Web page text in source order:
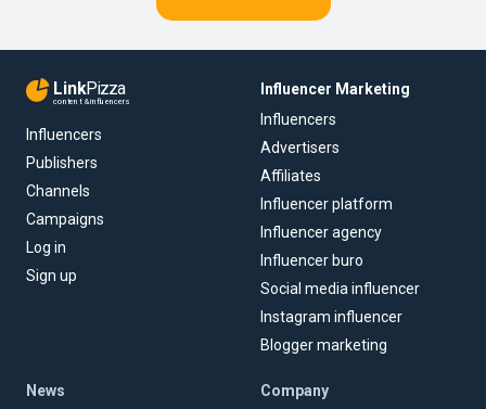
LinkPizza
content & influencers
Influencers
Publishers
Channels
Campaigns
Log in
Sign up
Influencer Marketing
Influencers
Advertisers
Affiliates
Influencer platform
Influencer agency
Influencer buro
Social media influencer
Instagram influencer
Blogger marketing
News
Company